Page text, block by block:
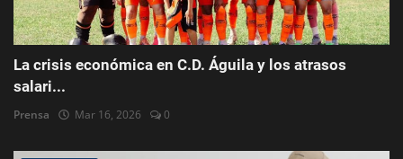
La crisis económica en C.D. Águila y los atrasos
salari...
Prensa Mar 16, 2026 0